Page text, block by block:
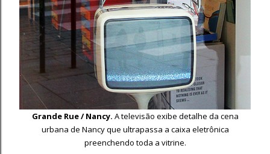
Grande Rue / Nancy. A televisão exibe detalhe da cena
urbana de Nancy que ultrapassa a caixa eletrônica
preenchendo toda a vitrine.